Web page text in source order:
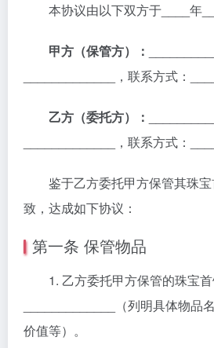
本协议由以下双方于____年
甲方（保管方）：
_____________，联系方式：
乙方（委托方）：
_____________，联系方式：
鉴于乙方委托甲方保管其珠
致，达成如下协议：
第一条 保管物品
1. 乙方委托甲方保管的珠宝
_____________（列明具体物品
价值等）。